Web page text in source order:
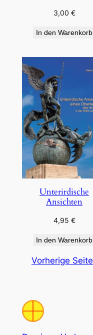
3,00 €
In den Warenkorb
Unterirdische
Ansichten
4,95 €
In den Warenkorb
Vorherige Seite